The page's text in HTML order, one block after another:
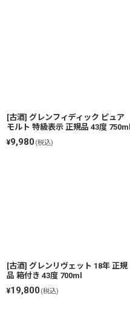
[古酒] グレンフィディック ピュア
モルト 特級表示 正規品 43度 750ml
¥9,980(税込)
[古酒] グレンリヴェット 18年 正規
品 箱付き 43度 700ml
¥19,800(税込)